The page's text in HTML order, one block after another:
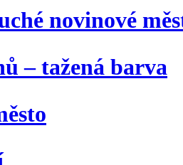
novinové
– tažená barva